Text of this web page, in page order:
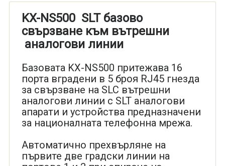
KX-NS500 SLT базово
свързване към вътрешни
аналогови линии
Базовата KX-NS500 притежава 16
порта вградени в 5 броя RJ45 гнезда
за свързване на SLC вътрешни
аналогови линии с SLT аналогови
апарати и устройства предназначени
за националната телефонна мрежа.
Автоматично прехвърляне на
първите две градски линии на